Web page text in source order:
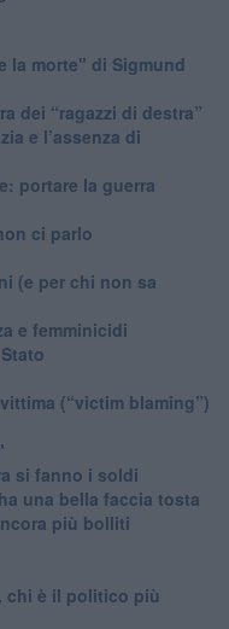
la morte" di Sigmund
dei “ragazzi di destra”
e l’assenza di
portare la guerra
ci parlo
(e per chi non sa
e femminicidi
(“victim blaming”)
si fanno i soldi
una bella faccia tosta
più bolliti
chi è il politico più